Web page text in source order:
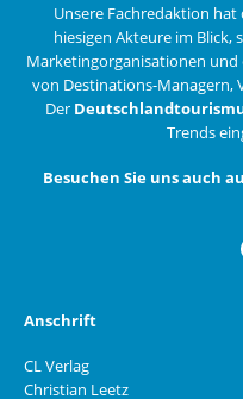
Unsere Fachredaktion
hiesigen Akteure im
Marketingorganisationen
von Destinations-Managern,
Der
Trends
Besuchen Sie uns auch
Anschrift
CL Verlag
Christian Leetz